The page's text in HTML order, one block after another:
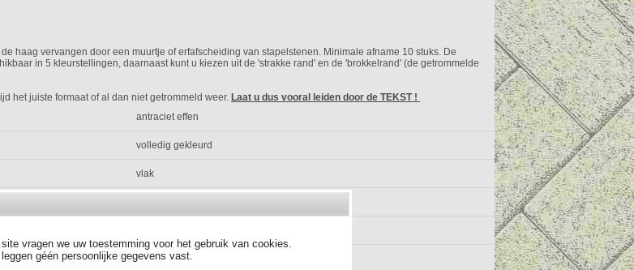
haag vervangen door een muurtje of erfafscheiding van stapelstenen. Minimale afname 10 stuks. De
in 5 kleurstellingen, daarnaast kunt u kiezen uit de 'strakke rand' en de 'brokkelrand' (de getrommelde
het juiste formaat of al dan niet getrommeld weer. Laat u dus vooral leiden door de TEKST !
antraciet effen
volledig gekleurd
vlak
nee
vragen we uw toestemming voor het gebruik van cookies.
géén persoonlijke gegevens vast.